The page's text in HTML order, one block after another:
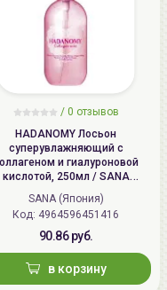
/ 0 отзывов
HADANOMY Лосьон
суперувлажняющий с
и гиалуроновой
кислотой, 250мл / SANA
HADANOMY Collagen mist
SANA (Япония)
Код: 4964596451416
90.86 руб.
в корзину